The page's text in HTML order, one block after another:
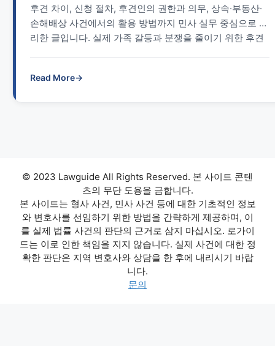
후견 차이, 신청 절차, 후견인의 권한과 의무, 상속·부동산·
손해배상 사건에서의 활용 방법까지 민사 실무 중심으로 정
리한 글입니다. 실제 가족 갈등과 분쟁을 줄이기 위한 후견
Read More→
© 2023 Lawguide All Rights Reserved. 본 사이트 콘텐
츠의 무단 도용을 금합니다.
본 사이트는 형사 사건, 민사 사건 등에 대한 기초적인 정보
와 변호사를 선임하기 위한 방법을 간략하게 제공하며, 이
를 실제 법률 사건의 판단의 근거로 삼지 마십시오. 로가이
드는 이로 인한 책임을 지지 않습니다. 실제 사건에 대한 정
확한 판단은 지역 변호사와 상담을 한 후에 내리시기 바랍
니다.
문의